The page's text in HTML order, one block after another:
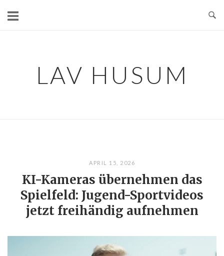
LAV HUSUM
APRIL 15, 2026
KI-Kameras übernehmen das
Spielfeld: Jugend-Sportvideos
jetzt freihändig aufnehmen